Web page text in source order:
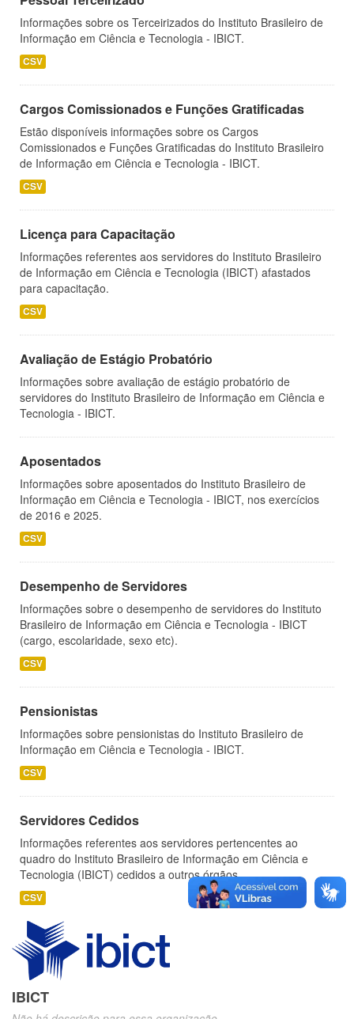
Informações sobre os Terceirizados do Instituto Brasileiro de
Informação em Ciência e Tecnologia - IBICT.
CSV
Cargos Comissionados e Funções Gratificadas
Estão disponíveis informações sobre os Cargos
Comissionados e Funções Gratificadas do Instituto Brasileiro
de Informação em Ciência e Tecnologia - IBICT.
CSV
Licença para Capacitação
Informações referentes aos servidores do Instituto Brasileiro
de Informação em Ciência e Tecnologia (IBICT) afastados
para capacitação.
CSV
Avaliação de Estágio Probatório
Informações sobre avaliação de estágio probatório de
servidores do Instituto Brasileiro de Informação em Ciência e
Tecnologia - IBICT.
Aposentados
Informações sobre aposentados do Instituto Brasileiro de
Informação em Ciência e Tecnologia - IBICT, nos exercícios
de 2016 e 2025.
CSV
Desempenho de Servidores
Informações sobre o desempenho de servidores do Instituto
Brasileiro de Informação em Ciência e Tecnologia - IBICT
(cargo, escolaridade, sexo etc).
CSV
Pensionistas
Informações sobre pensionistas do Instituto Brasileiro de
Informação em Ciência e Tecnologia - IBICT.
CSV
Servidores Cedidos
Informações referentes aos servidores pertencentes ao
quadro do Instituto Brasileiro de Informação em Ciência e
Tecnologia (IBICT) cedidos a outros órgãos.
CSV
IBICT